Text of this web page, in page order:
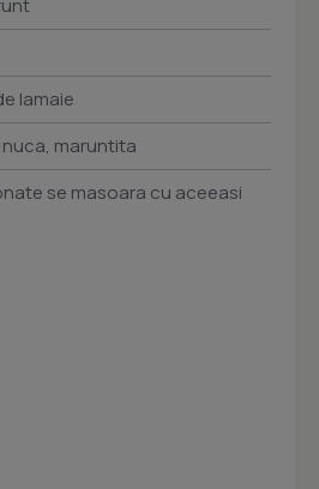
lamaie
maruntita
se masoara cu aceeasi